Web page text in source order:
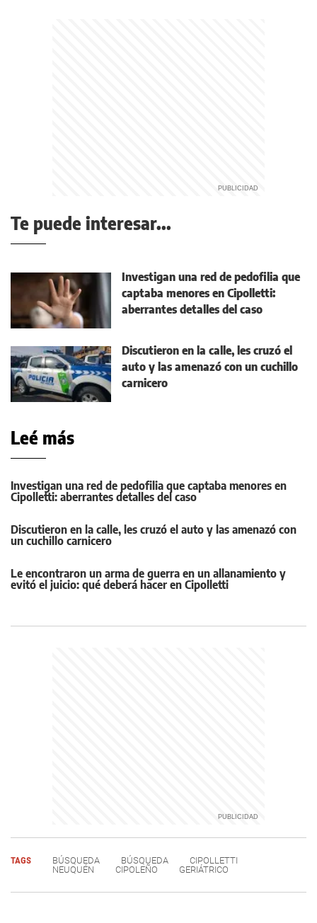
Te puede interesar...
Investigan una red de pedofilia que
captaba menores en Cipolletti:
aberrantes detalles del caso
Discutieron en la calle, les cruzó el
auto y las amenazó con un cuchillo
carnicero
Leé más
Investigan una red de pedofilia que captaba menores en
Cipolletti: aberrantes detalles del caso
Discutieron en la calle, les cruzó el auto y las amenazó con
un cuchillo carnicero
Le encontraron un arma de guerra en un allanamiento y
evitó el juicio: qué deberá hacer en Cipolletti
TAGS BÚSQUEDA BÚSQUEDA
CIPOLLETTI
NEUQUÉN
CIPOLEÑO GERIÁTRICO